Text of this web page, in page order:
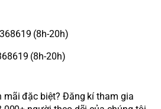
(8h-20h)
(8h-20h)
mãi đặc biệt? Đăng kí tham gia